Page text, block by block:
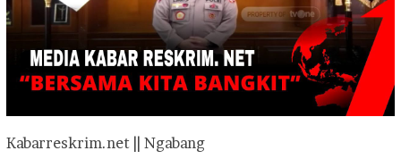
Kabarreskrim.net || Ngabang